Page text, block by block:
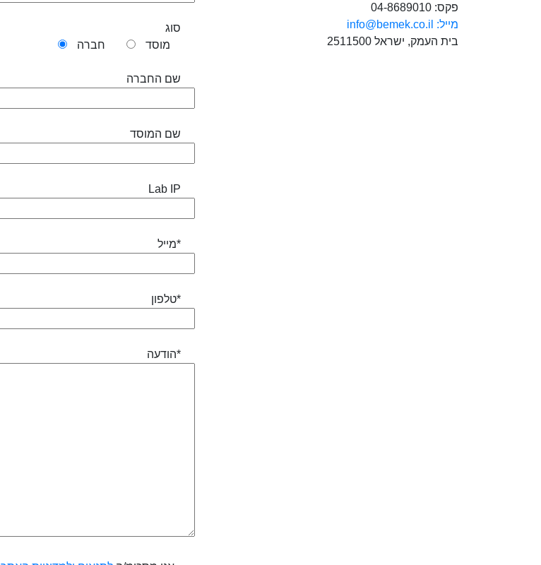
פקס: 04-8689010
מייל: info@bemek.co.il
בית העמק, ישראל 2511500
סוג
חברה
מוסד
שם החברה
שם המוסד
Lab IP
מייל*
טלפון*
הודעה*